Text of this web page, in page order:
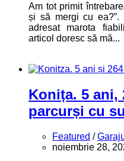
Am tot primit
și să mergi cu ea?”.
adresat marota
articol doresc să mă...
Konița. 5 ani,
parcurși cu
Featured /
noiembrie 28,